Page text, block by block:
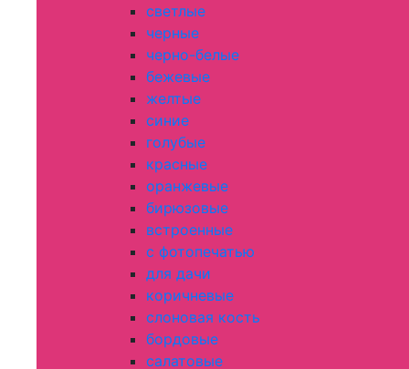
светлые
черные
черно-белые
бежевые
желтые
синие
голубые
красные
оранжевые
бирюзовые
встроенные
с фотопечатью
для дачи
коричневые
слоновая кость
бордовые
салатовые